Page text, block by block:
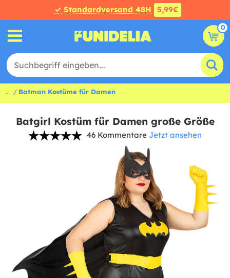
✓ Standardversand 48H 5,99€
0
... Batman Kostüme für Damen
Batgirl Kostüm für Damen große Größe
46 Kommentare Jetzt ansehen